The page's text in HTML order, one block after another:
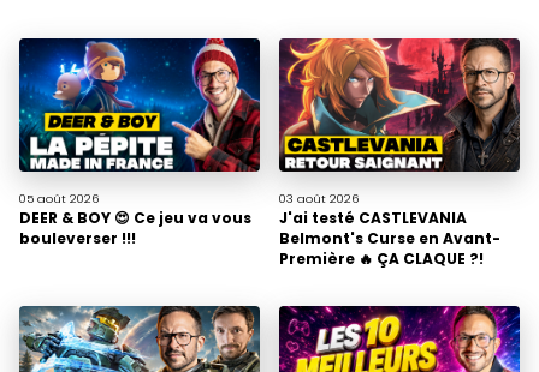
05 août 2026
DEER & BOY 😍 Ce jeu va vous
bouleverser !!!
03 août 2026
J'ai testé CASTLEVANIA
Belmont's Curse en Avant-
Première 🔥 ÇA CLAQUE ?!